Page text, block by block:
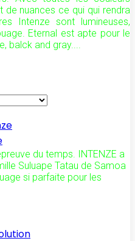
de nuances ce qui qui rendra
Intenze sont lumineuses,
Eternal est apte pour le
balck and gray....
du temps. INTENZE a
Suluape Tatau de Samoa
si parfaite pour les